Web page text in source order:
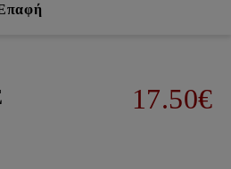
17.50€